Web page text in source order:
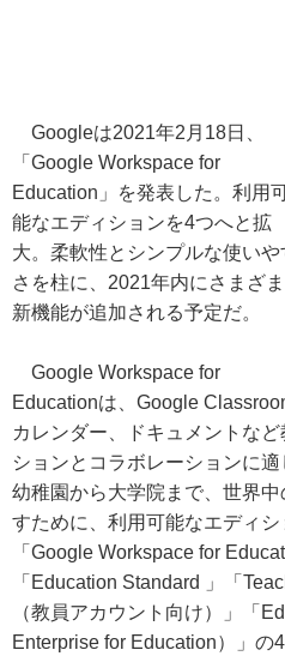
Googleは2021年2月18日、
「Google Workspace for
Education」を発表した。利用
能なエディションを4つへと拡
大。柔軟性とシンプルな使いや
さを柱に、2021年内にさまざ
新機能が追加される予定だ。
Google Workspace for
Educationは、Google
カレンダー、ドキュメントな
ションとコラボレーションに適
幼稚園から大学院まで、世界
すために、利用可能なエディシ
「Google Workspace for
「Education Standard 」「
（教員アカウント向け）」「
Enterprise for Education）」の